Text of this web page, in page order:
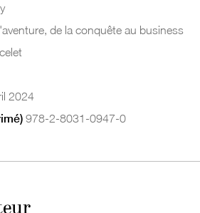
de la conquête au business
2024
978-2-8031-0947-0